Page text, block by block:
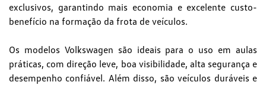
exclusivos, garantindo mais economia e excelente custo-
benefício na formação da frota de veículos.
Os modelos Volkswagen são ideais para o uso em aulas
práticas, com direção leve, boa visibilidade, alta segurança e
desempenho confiável. Além disso, são veículos duráveis e